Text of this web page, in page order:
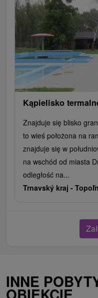
3,00 € / samochód
utrata lub
i karty z pokoju
Kąpielisko
Znajduje się blisko
to wieś położona na
znajduje się w
na wschód od miasta
odległość na...
Trnavský kraj -
INNE